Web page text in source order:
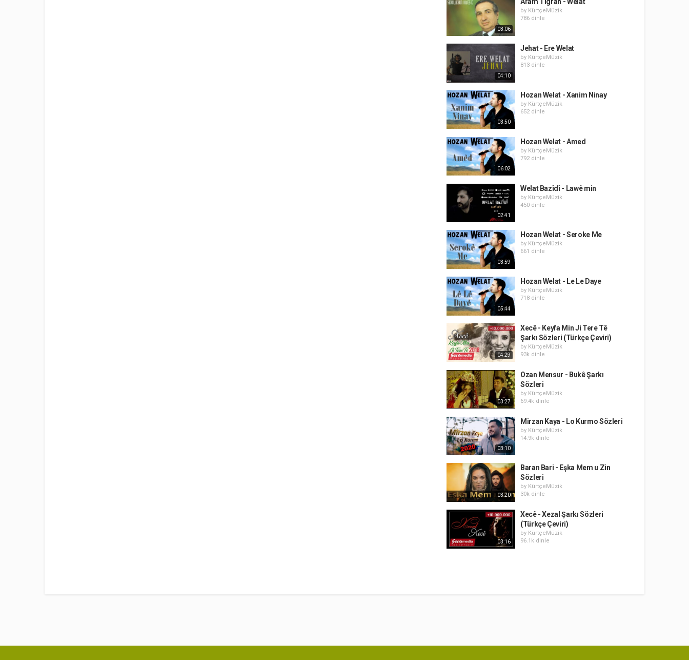
03:06
Aram Tigran - Welat
by KürtçeMüzik
786 dinle
04:10
Jehat - Ere Welat
by KürtçeMüzik
813 dinle
03:50
Hozan Welat - Xanim Ninay
by KürtçeMüzik
652 dinle
06:02
Hozan Welat - Amed
by KürtçeMüzik
792 dinle
02:41
Welat Bazîdî - Lawê min
by KürtçeMüzik
450 dinle
03:59
Hozan Welat - Seroke Me
by KürtçeMüzik
661 dinle
05:44
Hozan Welat - Le Le Daye
by KürtçeMüzik
718 dinle
04:29
Xecê - Keyfa Min Ji Tere Tê
Şarkı Sözleri (Türkçe Çeviri)
by KürtçeMüzik
93k dinle
03:27
Ozan Mensur - Bukê Şarkı
Sözleri
by KürtçeMüzik
69.4k dinle
03:10
Mirzan Kaya - Lo Kurmo Sözleri
by KürtçeMüzik
14.9k dinle
03:20
Baran Bari - Eşka Mem u Zin
Sözleri
by KürtçeMüzik
30k dinle
03:16
Xecê - Xezal Şarkı Sözleri
(Türkçe Çeviri)
by KürtçeMüzik
96.1k dinle